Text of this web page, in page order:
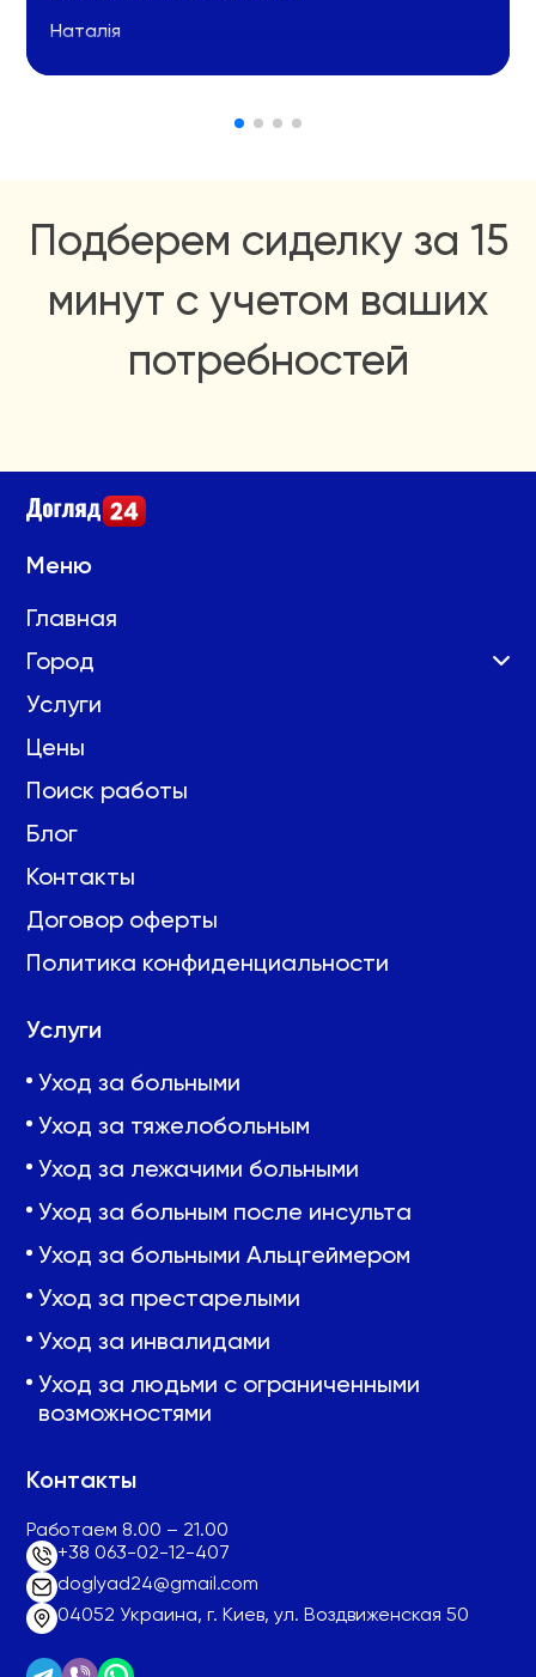
Наталія
Подберем сиделку за 15
минут с учетом ваших
потребностей
Меню
Главная
Город
Услуги
Цены
Поиск работы
Блог
Контакты
Договор оферты
Политика конфиденциальности
Услуги
Уход за больными
Уход за тяжелобольным
Уход за лежачими больными
Уход за больным после инсульта
Уход за больными Альцгеймером
Уход за престарелыми
Уход за инвалидами
Уход за людьми с ограниченными
возможностями
Контакты
Работаем 8.00 – 21.00
+38 063-02-12-407
doglyad24@gmail.com
04052 Украина, г. Киев, ул. Воздвиженская 50